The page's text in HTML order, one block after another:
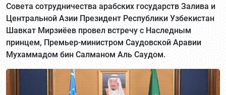
Совета сотрудничества арабских государств Залива и
Центральной Азии Президент Республики Узбекистан
Шавкат Мирзиёев провел встречу с Наследным
принцем, Премьер-министром Саудовской Аравии
Мухаммадом бин Салманом Аль Саудом.